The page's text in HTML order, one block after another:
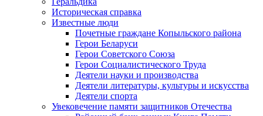
Историческая справка
Известные люди
Почетные граждане Копыльского района
Герои Беларуси
Герои Советского Союза
Герои Социалистического Труда
Деятели науки и производства
Деятели литературы, культуры и искусства
Деятели спорта
Увековечение памяти защитников Отечества